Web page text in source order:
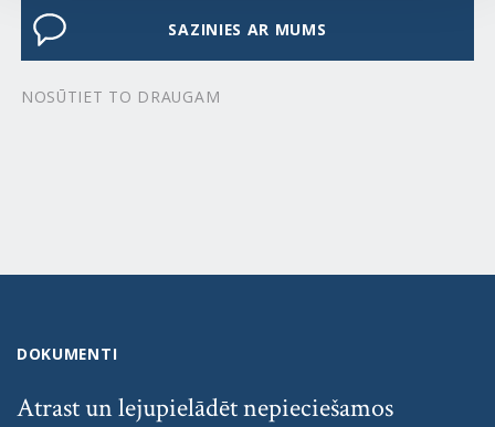
SAZINIES AR MUMS
NOSŪTIET TO DRAUGAM
DOKUMENTI
Atrast un lejupielādēt nepieciešamos